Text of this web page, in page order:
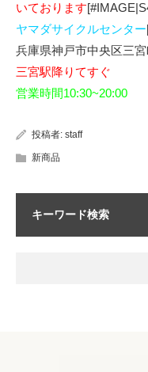
いております
ヤマダサイクルセンター
兵庫県神戸市中央区三
三宮駅降りてすぐ
営業時間10:30~20:00
投稿者: staff
新商品
キーワード検索